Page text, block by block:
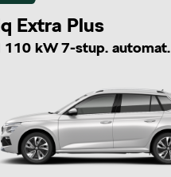
Extra Plus
110 kW 7-stup. automat.